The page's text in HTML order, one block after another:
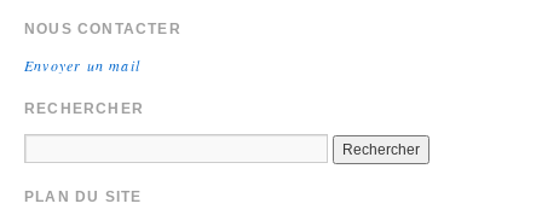
NOUS CONTACTER
Envoyer un mail
RECHERCHER
PLAN DU SITE